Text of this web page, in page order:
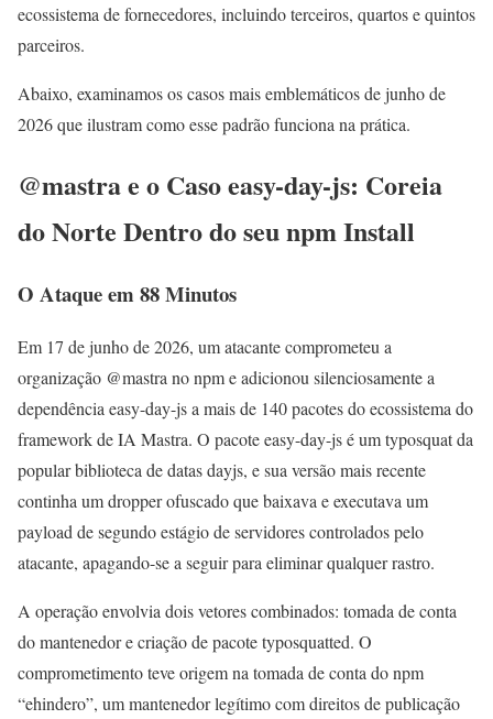
ecossistema de fornecedores, incluindo terceiros, quartos e quintos
parceiros.
Abaixo, examinamos os casos mais emblemáticos de junho de
2026 que ilustram como esse padrão funciona na prática.
@mastra e o Caso easy-day-js: Coreia
do Norte Dentro do seu npm Install
O Ataque em 88 Minutos
Em 17 de junho de 2026, um atacante comprometeu a
organização @mastra no npm e adicionou silenciosamente a
dependência easy-day-js a mais de 140 pacotes do ecossistema do
framework de IA Mastra. O pacote easy-day-js é um typosquat da
popular biblioteca de datas dayjs, e sua versão mais recente
continha um dropper ofuscado que baixava e executava um
payload de segundo estágio de servidores controlados pelo
atacante, apagando-se a seguir para eliminar qualquer rastro.
A operação envolvia dois vetores combinados: tomada de conta
do mantenedor e criação de pacote typosquatted. O
comprometimento teve origem na tomada de conta do npm
“ehindero”, um mantenedor legítimo com direitos de publicação